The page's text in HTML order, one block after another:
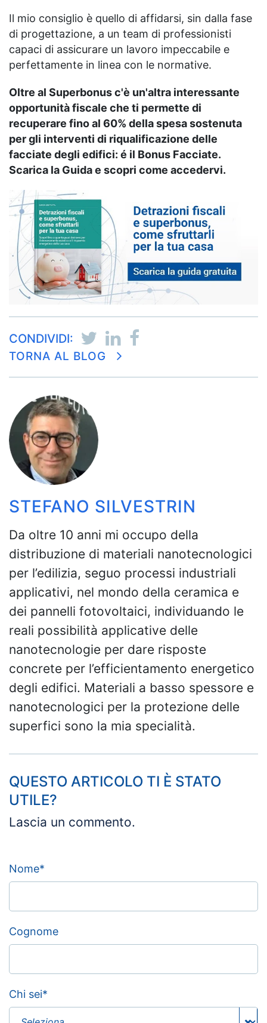
Il mio consiglio è quello di affidarsi, sin dalla fase
di progettazione, a un team di professionisti
capaci di assicurare un lavoro impeccabile e
perfettamente in linea con le normative.
Oltre al Superbonus c'è un'altra interessante
opportunità fiscale che ti permette di
recuperare fino al 60% della spesa sostenuta
per gli interventi di riqualificazione delle
facciate degli edifici: é il Bonus Facciate.
Scarica la Guida e scopri come accedervi.
CONDIVIDI:
TORNA AL BLOG
STEFANO SILVESTRIN
Da oltre 10 anni mi occupo della
distribuzione di materiali nanotecnologici
per l’edilizia, seguo processi industriali
applicativi, nel mondo della ceramica e
dei pannelli fotovoltaici, individuando le
reali possibilità applicative delle
nanotecnologie per dare risposte
concrete per l’efficientamento energetico
degli edifici. Materiali a basso spessore e
nanotecnologici per la protezione delle
superfici sono la mia specialità.
QUESTO ARTICOLO TI È STATO
UTILE?
Lascia un commento.
Nome*
Cognome
Chi sei*